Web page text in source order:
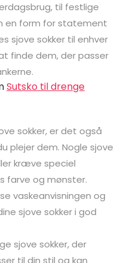
til festlige
en form for statement
sjove sokker til enhver
finde dem, der passer
Sutsko til drenge
sokker, er det også
plejer dem. Nogle sjove
kræve speciel
farve og mønster.
vaskeanvisningen og
sjove sokker i god
sjove sokker, der
til din stil og kan